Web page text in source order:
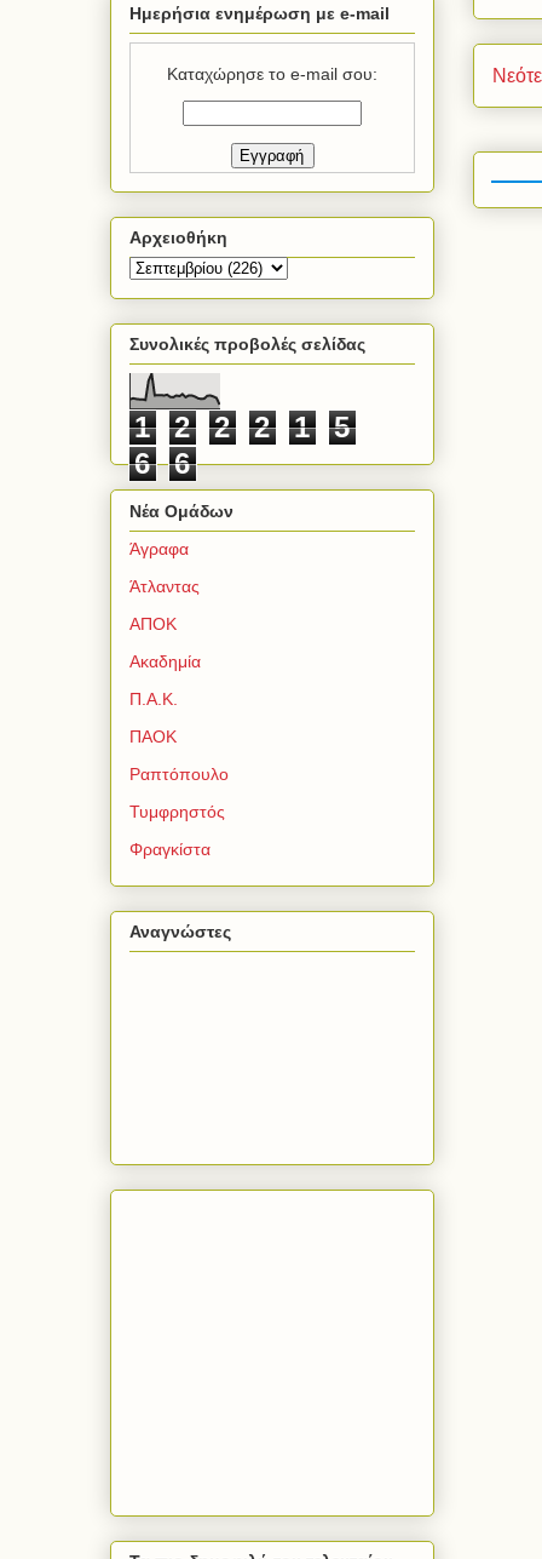
Ημερήσια ενημέρωση με e-mail
Καταχώρησε το e-mail σου:
Αρχειοθήκη
Συνολικές προβολές σελίδας
1 2 2 2 1
5
6
6
Νέα Ομάδων
Άγραφα
Άτλαντας
ΑΠΟΚ
Ακαδημία
Π.Α.Κ.
ΠΑΟΚ
Ραπτόπουλο
Τυμφρηστός
Φραγκίστα
Αναγνώστες